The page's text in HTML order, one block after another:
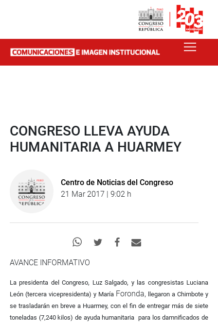
CONGRESO LLEVA AYUDA
HUMANITARIA A HUARMEY
Centro de Noticias del Congreso
21 Mar 2017 | 9:02 h
AVANCE INFORMATIVO
La presidenta del Congreso, Luz Salgado, y las congresistas Luciana
León (tercera vicepresidenta) y MaríaForonda, llegaron a Chimbote y
se trasladarán en breve a Huarmey, con el fin de entregar más de siete
toneladas (7,240 kilos) de ayuda humanitaria para los damnificados de